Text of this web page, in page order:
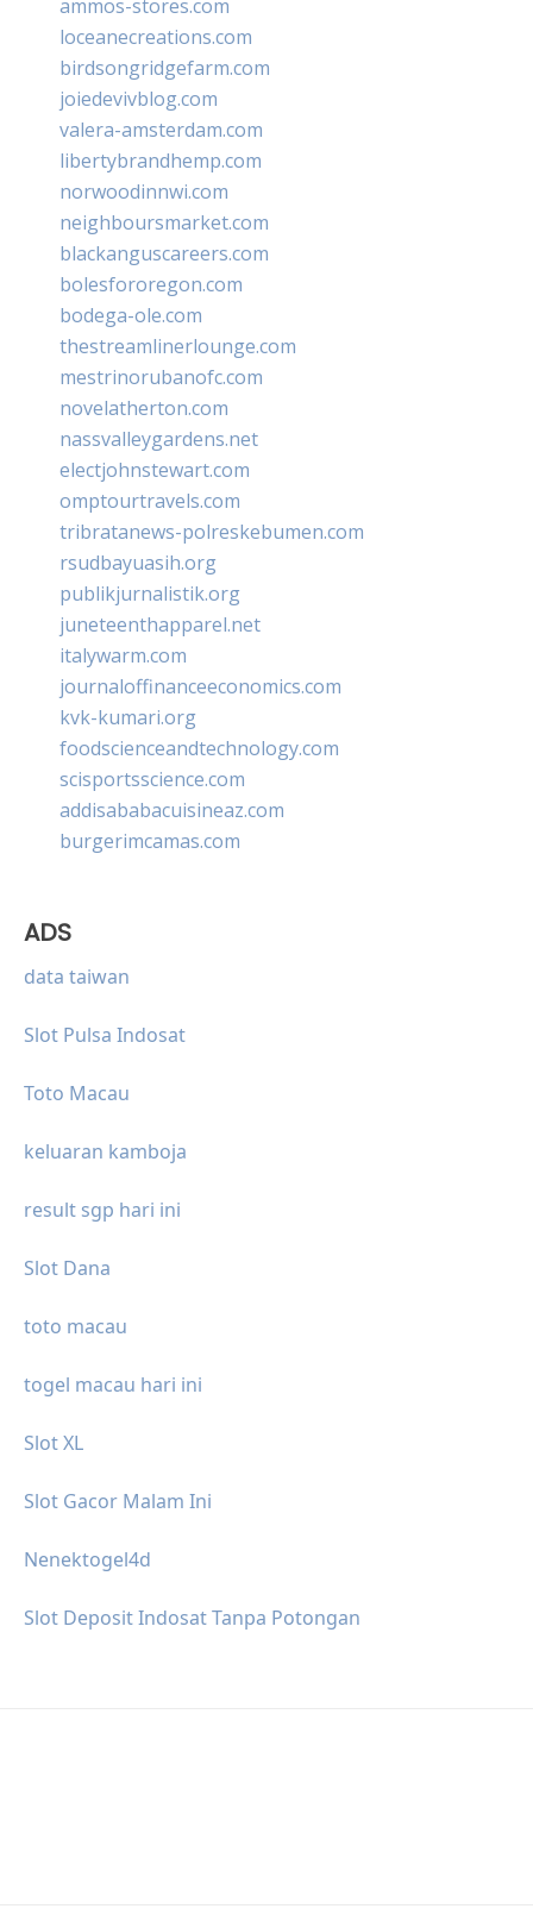
ammos-stores.com
loceanecreations.com
birdsongridgefarm.com
joiedevivblog.com
valera-amsterdam.com
libertybrandhemp.com
norwoodinnwi.com
neighboursmarket.com
blackanguscareers.com
bolesfororegon.com
bodega-ole.com
thestreamlinerlounge.com
mestrinorubanofc.com
novelatherton.com
nassvalleygardens.net
electjohnstewart.com
omptourtravels.com
tribratanews-polreskebumen.com
rsudbayuasih.org
publikjurnalistik.org
juneteenthapparel.net
italywarm.com
journaloffinanceeconomics.com
kvk-kumari.org
foodscienceandtechnology.com
scisportsscience.com
addisababacuisineaz.com
burgerimcamas.com
ADS
data taiwan
Slot Pulsa Indosat
Toto Macau
keluaran kamboja
result sgp hari ini
Slot Dana
toto macau
togel macau hari ini
Slot XL
Slot Gacor Malam Ini
Nenektogel4d
Slot Deposit Indosat Tanpa Potongan